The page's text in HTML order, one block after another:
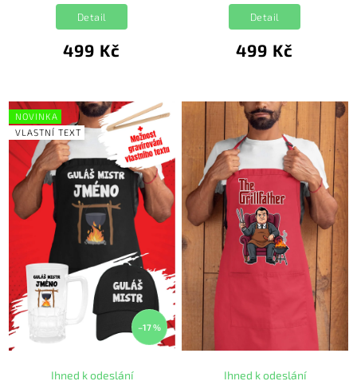
499 Kč
Detail
499 Kč
Detail
NOVINKA
VLASTNÍ TEXT
–17 %
Ihned k odeslání Ihned k odeslání